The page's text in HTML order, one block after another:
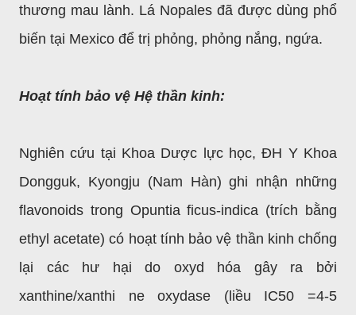
thương mau lành. Lá Nopales đã được dùng phổ
biến tại Mexico để trị phỏng, phỏng nắng, ngứa.
Hoạt tính bảo vệ Hệ thần kinh:
Nghiên cứu tại Khoa Dược lực học, ÐH Y Khoa
Dongguk, Kyongju (Nam Hàn) ghi nhận những
flavonoids trong Opuntia ficus-indica (trích bằng
ethyl acetate) có hoạt tính bảo vệ thần kinh chống
lại các hư hại do oxyd hóa gây ra bởi
xanthine/xanthi ne oxydase (liều IC50 =4-5